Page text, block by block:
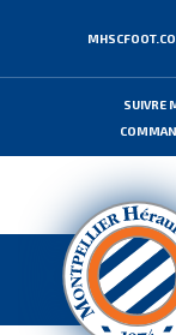
SUIVRE